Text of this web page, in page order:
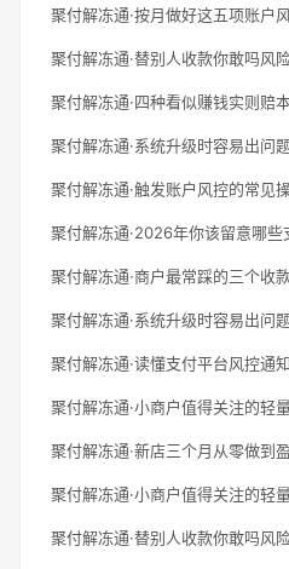
聚付解冻通·按月做好这五项账户
聚付解冻通·替别人收款你敢吗风
聚付解冻通·四种看似赚钱实则赔
聚付解冻通·系统升级时容易出问
聚付解冻通·触发账户风控的常见
聚付解冻通·2026年你该留意哪些
聚付解冻通·商户最常踩的三个收
聚付解冻通·系统升级时容易出问
聚付解冻通·读懂支付平台风控通
聚付解冻通·小商户值得关注的轻
聚付解冻通·新店三个月从零做到
聚付解冻通·小商户值得关注的轻
聚付解冻通·替别人收款你敢吗风